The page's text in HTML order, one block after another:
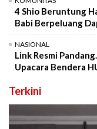
4 Shio Beruntung
Babi Berpeluang
NASIONAL
Link Resmi
Upacara Bendera
Terkini